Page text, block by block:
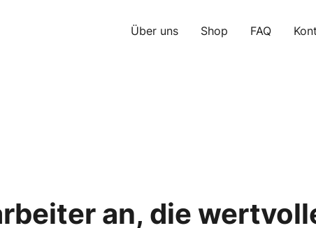
Über uns Shop FAQ
an, die